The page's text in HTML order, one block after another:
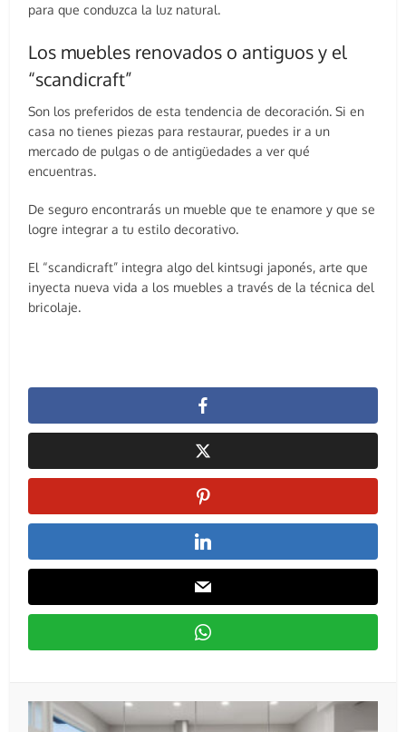
para que conduzca la luz natural.
Los muebles renovados o antiguos y el
“scandicraft”
Son los preferidos de esta tendencia de decoración. Si en
casa no tienes piezas para restaurar, puedes ir a un
mercado de pulgas o de antigüedades a ver qué
encuentras.
De seguro encontrarás un mueble que te enamore y que se
logre integrar a tu estilo decorativo.
El “scandicraft” integra algo del kintsugi japonés, arte que
inyecta nueva vida a los muebles a través de la técnica del
bricolaje.